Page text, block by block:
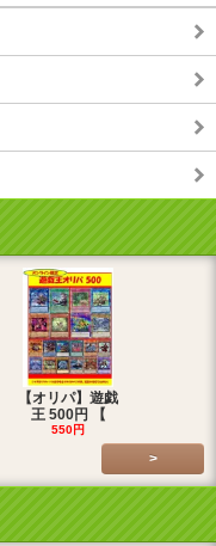
【オリパ】遊戯
王 500円 【
550円
>